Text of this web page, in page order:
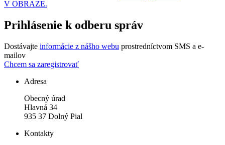
V OBRAZE.
Prihlásenie k odberu správ
Dostávajte informácie z nášho webu prostredníctvom SMS a e-
mailov
Chcem sa zaregistrovať
Adresa
Obecný úrad
Hlavná 34
935 37 Dolný Pial
Kontakty